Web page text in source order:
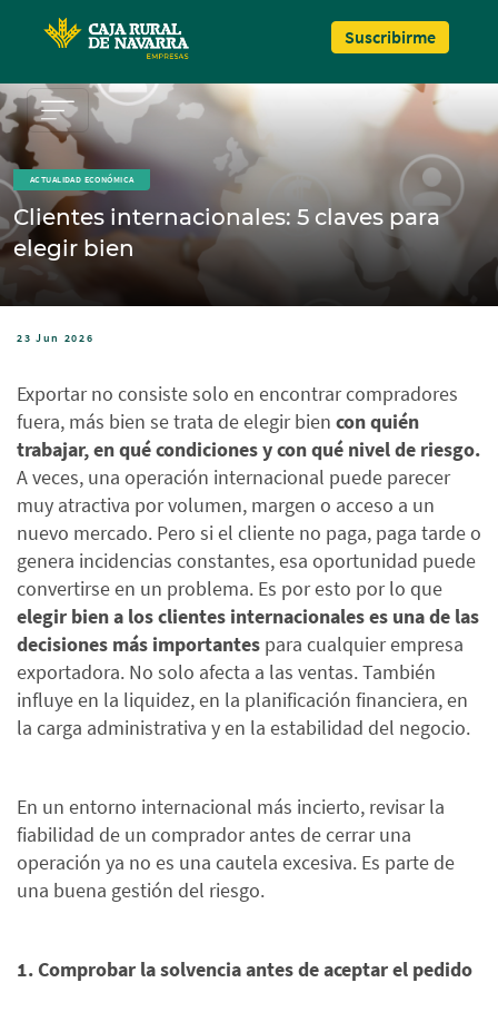
Suscribirme
ACTUALIDAD ECONÓMICA
Clientes internacionales: 5 claves para
elegir bien
23 Jun 2026
Exportar no consiste solo en encontrar compradores
fuera, más bien se trata de elegir bien con quién
trabajar, en qué condiciones y con qué nivel de riesgo.
A veces, una operación internacional puede parecer
muy atractiva por volumen, margen o acceso a un
nuevo mercado. Pero si el cliente no paga, paga tarde o
genera incidencias constantes, esa oportunidad puede
convertirse en un problema. Es por esto por lo que
elegir bien a los clientes internacionales es una de las
decisiones más importantes para cualquier empresa
exportadora. No solo afecta a las ventas. También
influye en la liquidez, en la planificación financiera, en
la carga administrativa y en la estabilidad del negocio.
En un entorno internacional más incierto, revisar la
fiabilidad de un comprador antes de cerrar una
operación ya no es una cautela excesiva. Es parte de
una buena gestión del riesgo.
1. Comprobar la solvencia antes de aceptar el pedido